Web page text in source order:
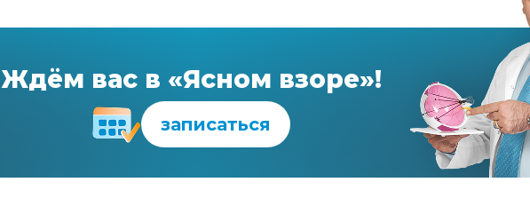
Ждём вас в «Ясном взоре»!
записаться